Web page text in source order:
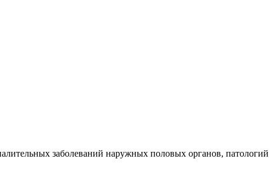
заболеваний наружных половых органов, патологий